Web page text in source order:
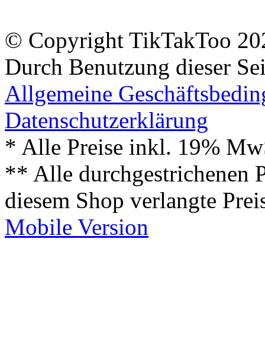
© Copyright TikTakToo
Durch Benutzung dieser
Allgemeine
Datenschutzerklärung
* Alle Preise inkl. 19%
** Alle durchgestrichenen
diesem Shop verlangte
Mobile Version